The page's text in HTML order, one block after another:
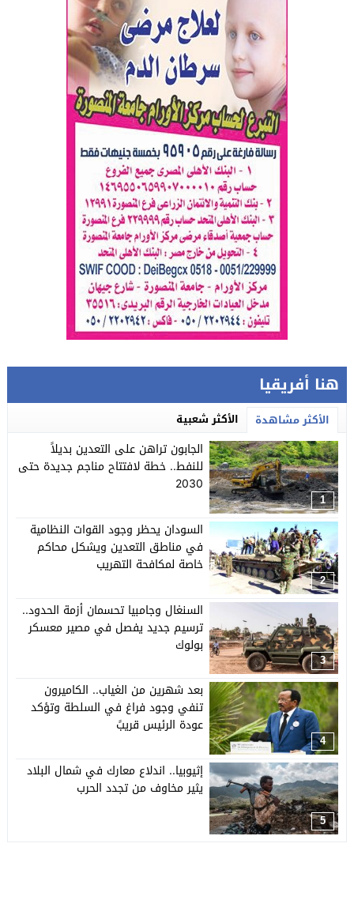
هنا أفريقيا
الأكثر مشاهدة الأكثر شعبية
1
الجابون تراهن على التعدين بديلاً
للنفط.. خطة لافتتاح مناجم جديدة حتى
2030
2
السودان يحظر وجود القوات النظامية
في مناطق التعدين ويشكل محاكم
خاصة لمكافحة التهريب
3
السنغال وجامبيا تحسمان أزمة الحدود..
ترسيم جديد يفصل في مصير معسكر
بولوك
4
بعد شهرين من الغياب.. الكاميرون
تنفي وجود فراغ في السلطة وتؤكد
عودة الرئيس قريبً
5
إثيوبيا.. اندلاع معارك في شمال البلاد
يثير مخاوف من تجدد الحرب